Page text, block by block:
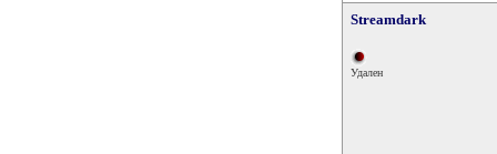
Streamdark
Удален